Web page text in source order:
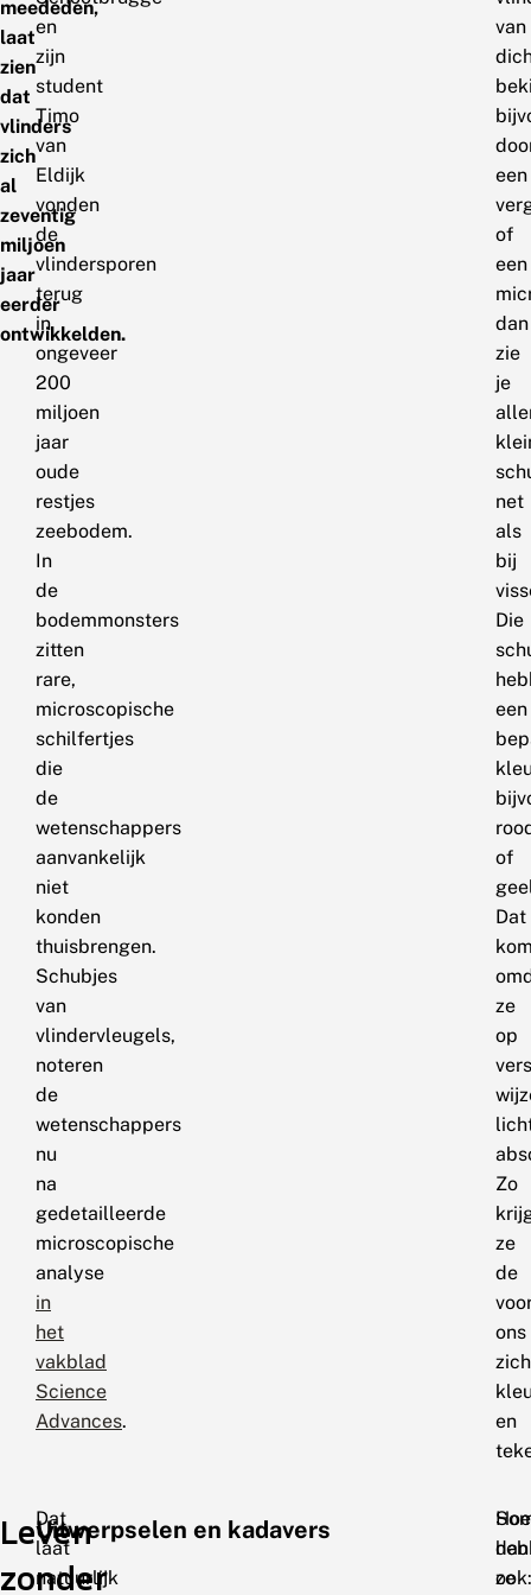
meededen,
laat
zien
dat
vlinders
zich
al
zeventig
miljoen
jaar
eerder
ontwikkelden.
en
zijn
student
Timo
van
Eldijk
vonden
de
vlindersporen
terug
in
ongeveer
200
miljoen
jaar
oude
restjes
zeebodem.
In
de
bodemmonsters
zitten
rare,
microscopische
schilfertjes
die
de
wetenschappers
aanvankelijk
niet
konden
thuisbrengen.
Schubjes
van
vlindervleugels,
noteren
de
wetenschappers
nu
na
gedetailleerde
microscopische
analyse
in
het
vakblad
Science
Advances.
van
een
of
een
dan
zie
je
net
als
bij
Die
een
of
Dat
ze
op
Zo
ze
de
ons
en
Leven
zonder
Dat
laat
natuurlijk
Uitwerpselen en kadavers
ze
Hoe
dan
ook: